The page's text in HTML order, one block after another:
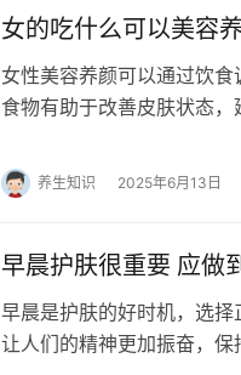
女的吃什么可以美容
女性美容养颜可以通过饮
食物有助于改善皮肤状态
养生知识 2025年6月13日
早晨护肤很重要 应做
早晨是护肤的好时机，选
让人们的精神更加振奋，